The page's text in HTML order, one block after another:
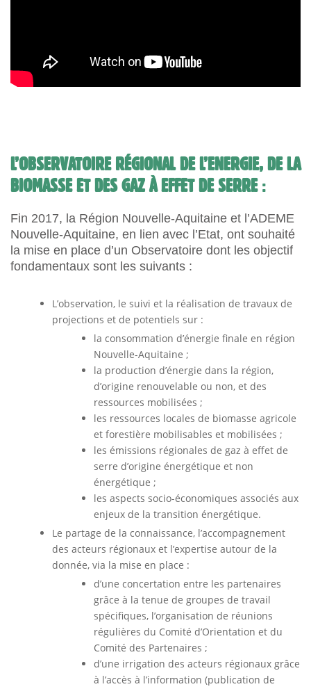
L’OBSERVATOIRE RÉGIONAL DE L’ENERGIE, DE LA
BIOMASSE ET DES GAZ À EFFET DE SERRE:
Fin 2017, la Région Nouvelle-Aquitaine et l’ADEME
Nouvelle-Aquitaine, en lien avec l’Etat, ont souhaité
la mise en place d’un Observatoire dont les objectif
fondamentaux sont les suivants :
L’observation, le suivi et la réalisation de travaux de
projections et de potentiels sur :
la consommation d’énergie finale en région
Nouvelle-Aquitaine ;
la production d’énergie dans la région,
d’origine renouvelable ou non, et des
ressources mobilisées ;
les ressources locales de biomasse agricole
et forestière mobilisables et mobilisées ;
les émissions régionales de gaz à effet de
serre d’origine énergétique et non
énergétique ;
les aspects socio-économiques associés aux
enjeux de la transition énergétique.
Le partage de la connaissance, l’accompagnement
des acteurs régionaux et l’expertise autour de la
donnée, via la mise en place :
d’une concertation entre les partenaires
grâce à la tenue de groupes de travail
spécifiques, l’organisation de réunions
régulières du Comité d’Orientation et du
Comité des Partenaires ;
d’une irrigation des acteurs régionaux grâce
à l’accès à l’information (publication de